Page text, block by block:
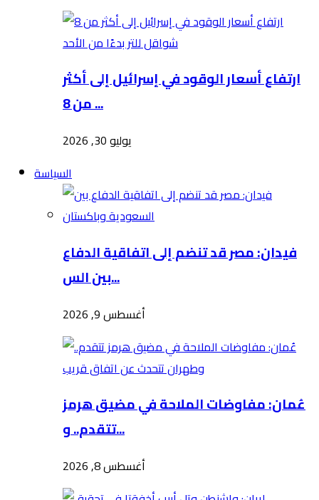
ارتفاع أسعار الوقود في إسرائيل إلى أكثر
من 8 ...
يوليو 30, 2026
السياسة
فيدان: مصر قد تنضم إلى اتفاقية الدفاع
بين الس...
أغسطس 9, 2026
عُمان: مفاوضات الملاحة في مضيق هرمز
تتقدم.. و...
أغسطس 8, 2026